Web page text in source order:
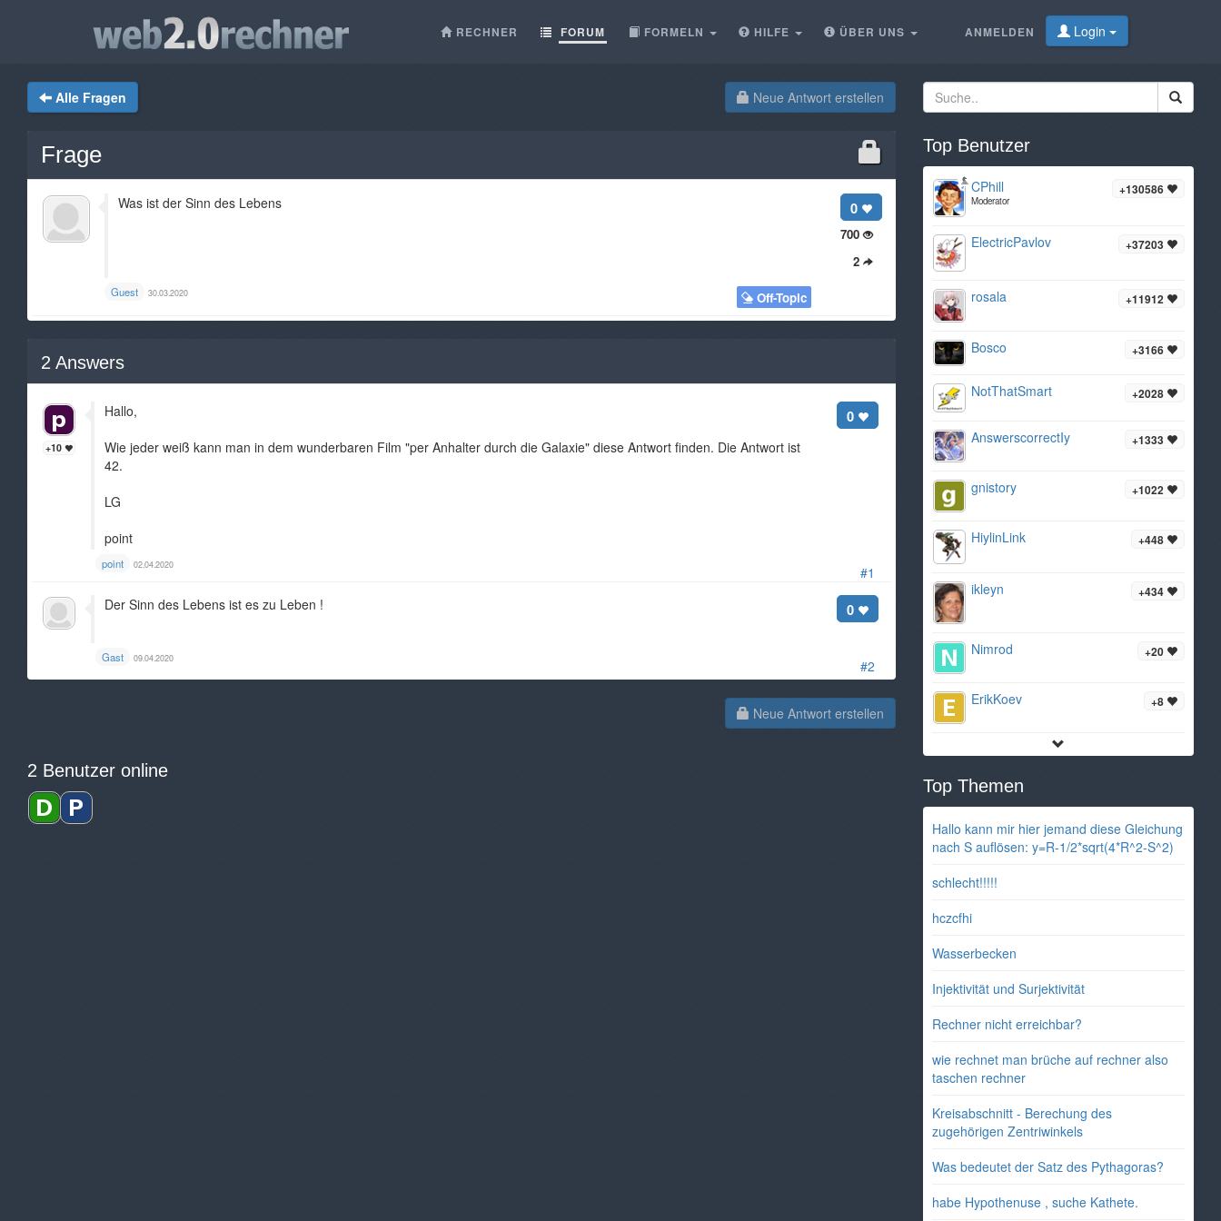
ANMELDEN Login
RECHNER FORUM FORMELN HILFE ÜBER UNS
Neue Antwort erstellen
Alle Fragen
Frage
0
700
2
Was ist der Sinn des Lebens
Off-Topic
Guest 30.03.2020
2 Answers
#1
+10
0
Hallo,
Wie jeder weiß kann man in dem wunderbaren Film "per Anhalter durch die Galaxie" diese Antwort finden. Die Antwort ist
42.
LG
point
point 02.04.2020
#2
0
Der Sinn des Lebens ist es zu Leben !
Gast 09.04.2020
Neue Antwort erstellen
2 Benutzer online
Top Benutzer
+130586
CPhill
Moderator
+37203
ElectricPavlov
+11912
rosala
+3166
Bosco
+2028
NotThatSmart
+1333
AnswerscorrectIy
+1022
gnistory
+448
HiylinLink
+434
ikleyn
+20
Nimrod
+8
ErikKoev
Top Themen
Hallo kann mir hier jemand diese Gleichung
nach S auflösen: y=R-1/2*sqrt(4*R^2-S^2)
schlecht!!!!!
hczcfhi
Wasserbecken
Injektivität und Surjektivität
Rechner nicht erreichbar?
wie rechnet man brüche auf rechner also
taschen rechner
Kreisabschnitt - Berechung des
zugehörigen Zentriwinkels
Was bedeutet der Satz des Pythagoras?
habe Hypothenuse , suche Kathete.